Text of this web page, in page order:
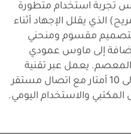
تجربة استخدام متطورة
الذي يقلل الإجهاد أثناء
بتصميم مقسوم ومنحني
إلى ماوس عمودي
يعمل عبر تقنية
2.4GHz اللاسلكية بمدى يصل إلى 10 أمتار مع اتصال مستقر
والاستخدام اليومي.